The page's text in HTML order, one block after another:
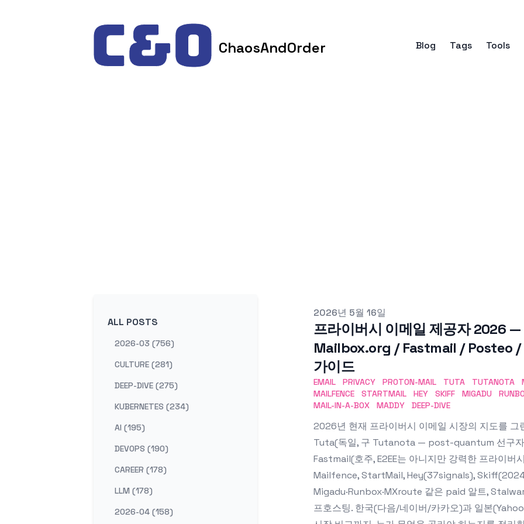
ChaosAndOrder Blog Tags Tools
ALL POSTS
2026-03 (756)
CULTURE (281)
DEEP-DIVE (275)
KUBERNETES (234)
AI (195)
DEVOPS (190)
CAREER (178)
LLM (178)
2026-04 (158)
Published on
2026년 5월 16일
프라이버시 이메일 제공자 2026
Mailbox.org / Fastmail / Posteo
가이드
EMAIL PRIVACY PROTON-MAIL TUTA TUTANOTA
MAILFENCE
STARTMAIL HEY SKIFF MIGADU
MAIL-IN-A-BOX
MADDY DEEP-DIVE
2026년 현재 프라이버시 이메일 시장의 지도를 그
Tuta(독일, 구 Tutanota — post-quantum 선구자
Fastmail(호주, E2EE는 아니지만 강력한 프라이
Mailfence, StartMail, Hey(37signals),
Migadu·Runbox·MXroute 같은 paid 알트,
프호스팅. 한국(다음/네이버/카카오)과 일본